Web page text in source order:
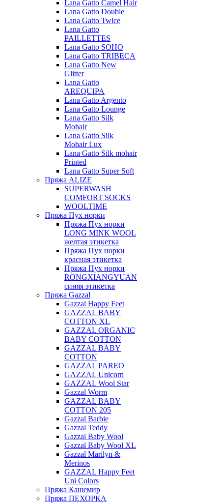
Lana Gatto Camel Hair
Lana Gatto Double
Lana Gatto Twice
Lana Gatto
PAILLETTES
Lana Gatto SOHO
Lana Gatto TRIBECA
Lana Gatto New
Glitter
Lana Gatto
AREQUIPA
Lana Gatto Argento
Lana Gatto Lounge
Lana Gatto Silk
Mohair
Lana Gatto Silk
Mohair Lux
Lana Gatto Silk mohair
Printed
Lana Gatto Super Soft
Пряжа ALIZE
SUPERWASH
COMFORT SOCKS
WOOLTIME
Пряжа Пух норки
Пряжа Пух норки
LONG MINK WOOL
желтая этикетка
Пряжа Пух норки
красная этикетка
Пряжа Пух норки
RONGXIANGYUAN
синяя этикетка
Пряжа Gazzal
Gazzal Happy Feet
GAZZAL BABY
COTTON XL
GAZZAL ORGANIC
BABY COTTON
GAZZAL BABY
COTTON
GAZZAL PAREO
GAZZAL Unicorn
GAZZAL Wool Star
Gazzal Worm
GAZZAL BABY
COTTON 205
Gazzal Barbie
Gazzal Teddy
Gazzal Baby Wool
Gazzal Baby Wool XL
Gazzal Marilyn &
Merinos
GAZZAL Happy Feet
Uni Colors
Пряжа Кашемир
Пряжа ПЕХОРКА